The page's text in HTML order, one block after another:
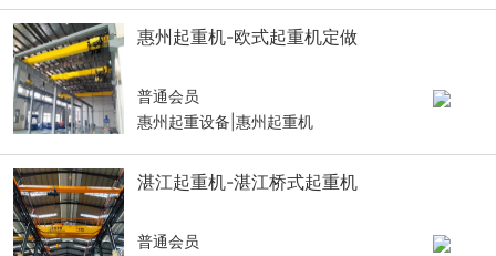
惠州起重机-欧式起重机定做
普通会员
惠州起重设备|惠州起重机
湛江起重机-湛江桥式起重机
普通会员